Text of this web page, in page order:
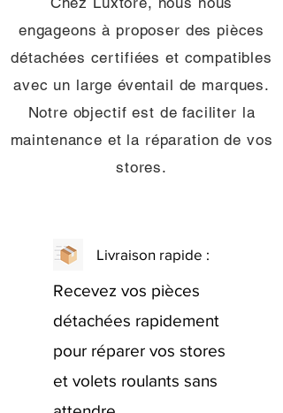
engageons à proposer des pièces
détachées certifiées et compatibles
avec un large éventail de marques.
Notre objectif est de faciliter la
maintenance et la réparation de vos
stores.
Livraison rapide :
Recevez vos pièces
détachées rapidement
pour réparer vos stores
et volets roulants sans